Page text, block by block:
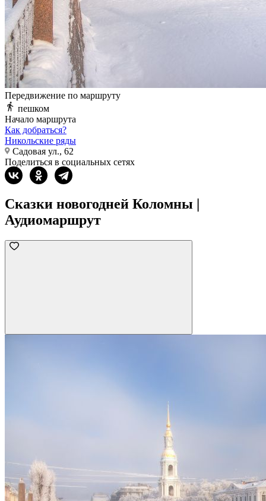
Передвижение по маршруту
пешком
Начало маршрута
Как добраться?
Никольские ряды
Садовая ул., 62
Поделиться в социальных сетях
Сказки новогодней Коломны |
Аудиомаршрут